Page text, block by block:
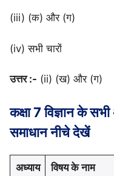
(iii) (क) और (ग)
(iv) सभी चारों
उत्तर :- (ii) (ख) और (ग)
कक्षा 7 विज्ञान के
समाधाननीचे देखें
अध्याय विषय के नाम